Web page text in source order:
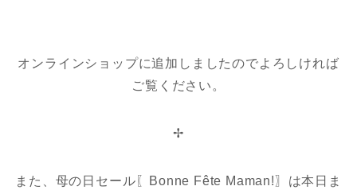
オンラインショップに追加しましたのでよろしければ
ご覧ください。
✢
また、母の日セール〖Bonne Fête Maman!〗は本日ま